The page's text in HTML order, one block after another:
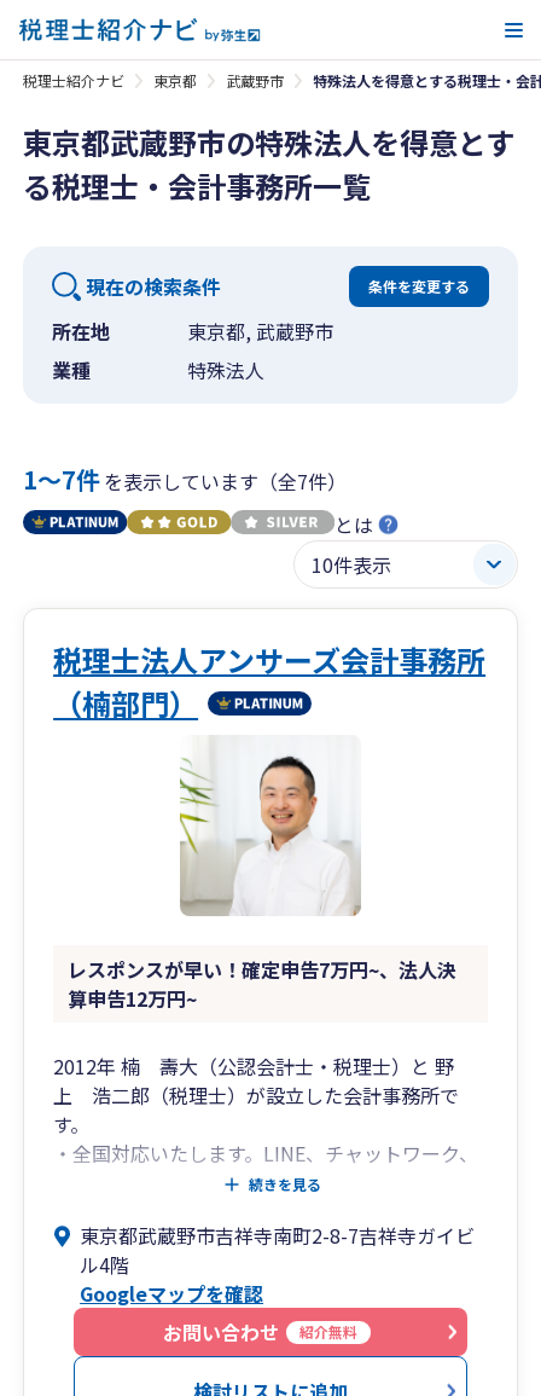
税理士紹介ナビ 東京都 武蔵野市 特殊法人を得意とする税理士・会
東京都武蔵野市の特殊法人を得意とす
る税理士・会計事務所一覧
現在の検索条件 条件を変更する
所在地
東京都, 武蔵野市
業種
特殊法人
1〜7件を表示しています（全7件）
とは
税理士法人アンサーズ会計事務所
（楠部門）
レスポンスが早い！確定申告7万円~、法人決
算申告12万円~
2012年 楠 壽大（公認会計士・税理士）と 野
上 浩二郎（税理士）が設立した会計事務所で
す。
・全国対応いたします。LINE、チャットワーク、
WEB会議にも対応し、気軽にご相談しやすい体制
・個人事業主、小規模事業者の税務を得意として
おり、毎年数百件の申告にご対応しております。
・法人決算のみ、確定申告のみにも対応しており
・提携している専門家との共同により、決算申告
だけでなく、労務の問題や役所への各種届出、資
続きを見る
東京都武蔵野市吉祥寺南町2-8-7吉祥寺ガイビ
ル4階
Googleマップを確認
お問い合わせ
紹介無料